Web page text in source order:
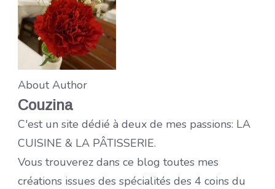
About Author
Couzina
C'est un site dédié à deux de mes passions: LA
CUISINE & LA PÂTISSERIE.
Vous trouverez dans ce blog toutes mes
créations issues des spécialités des 4 coins du